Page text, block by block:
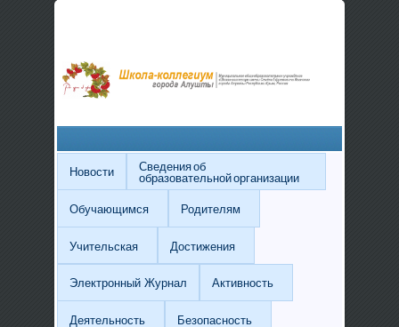
Новости Сведения об
образовательной организации
Обучающимся
Родителям
Учительская Достижения
Электронный Журнал Активность
Деятельность Безопасность